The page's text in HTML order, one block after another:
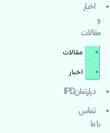
اخبار
و
مقالات
مقالات
اخبار
دپارتمانIPD
تماس
با ما